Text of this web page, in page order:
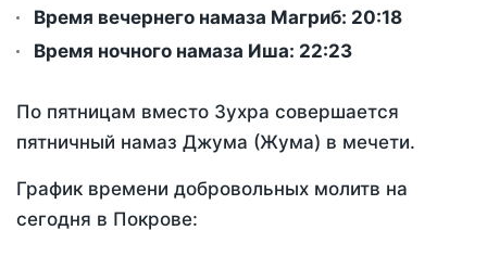
Время вечернего намаза Магриб: 20:18
Время ночного намаза Иша: 22:23
По пятницам вместо Зухра совершается
пятничный намаз Джума (Жума) в мечети.
График времени добровольных молитв на
сегодня в Покрове: